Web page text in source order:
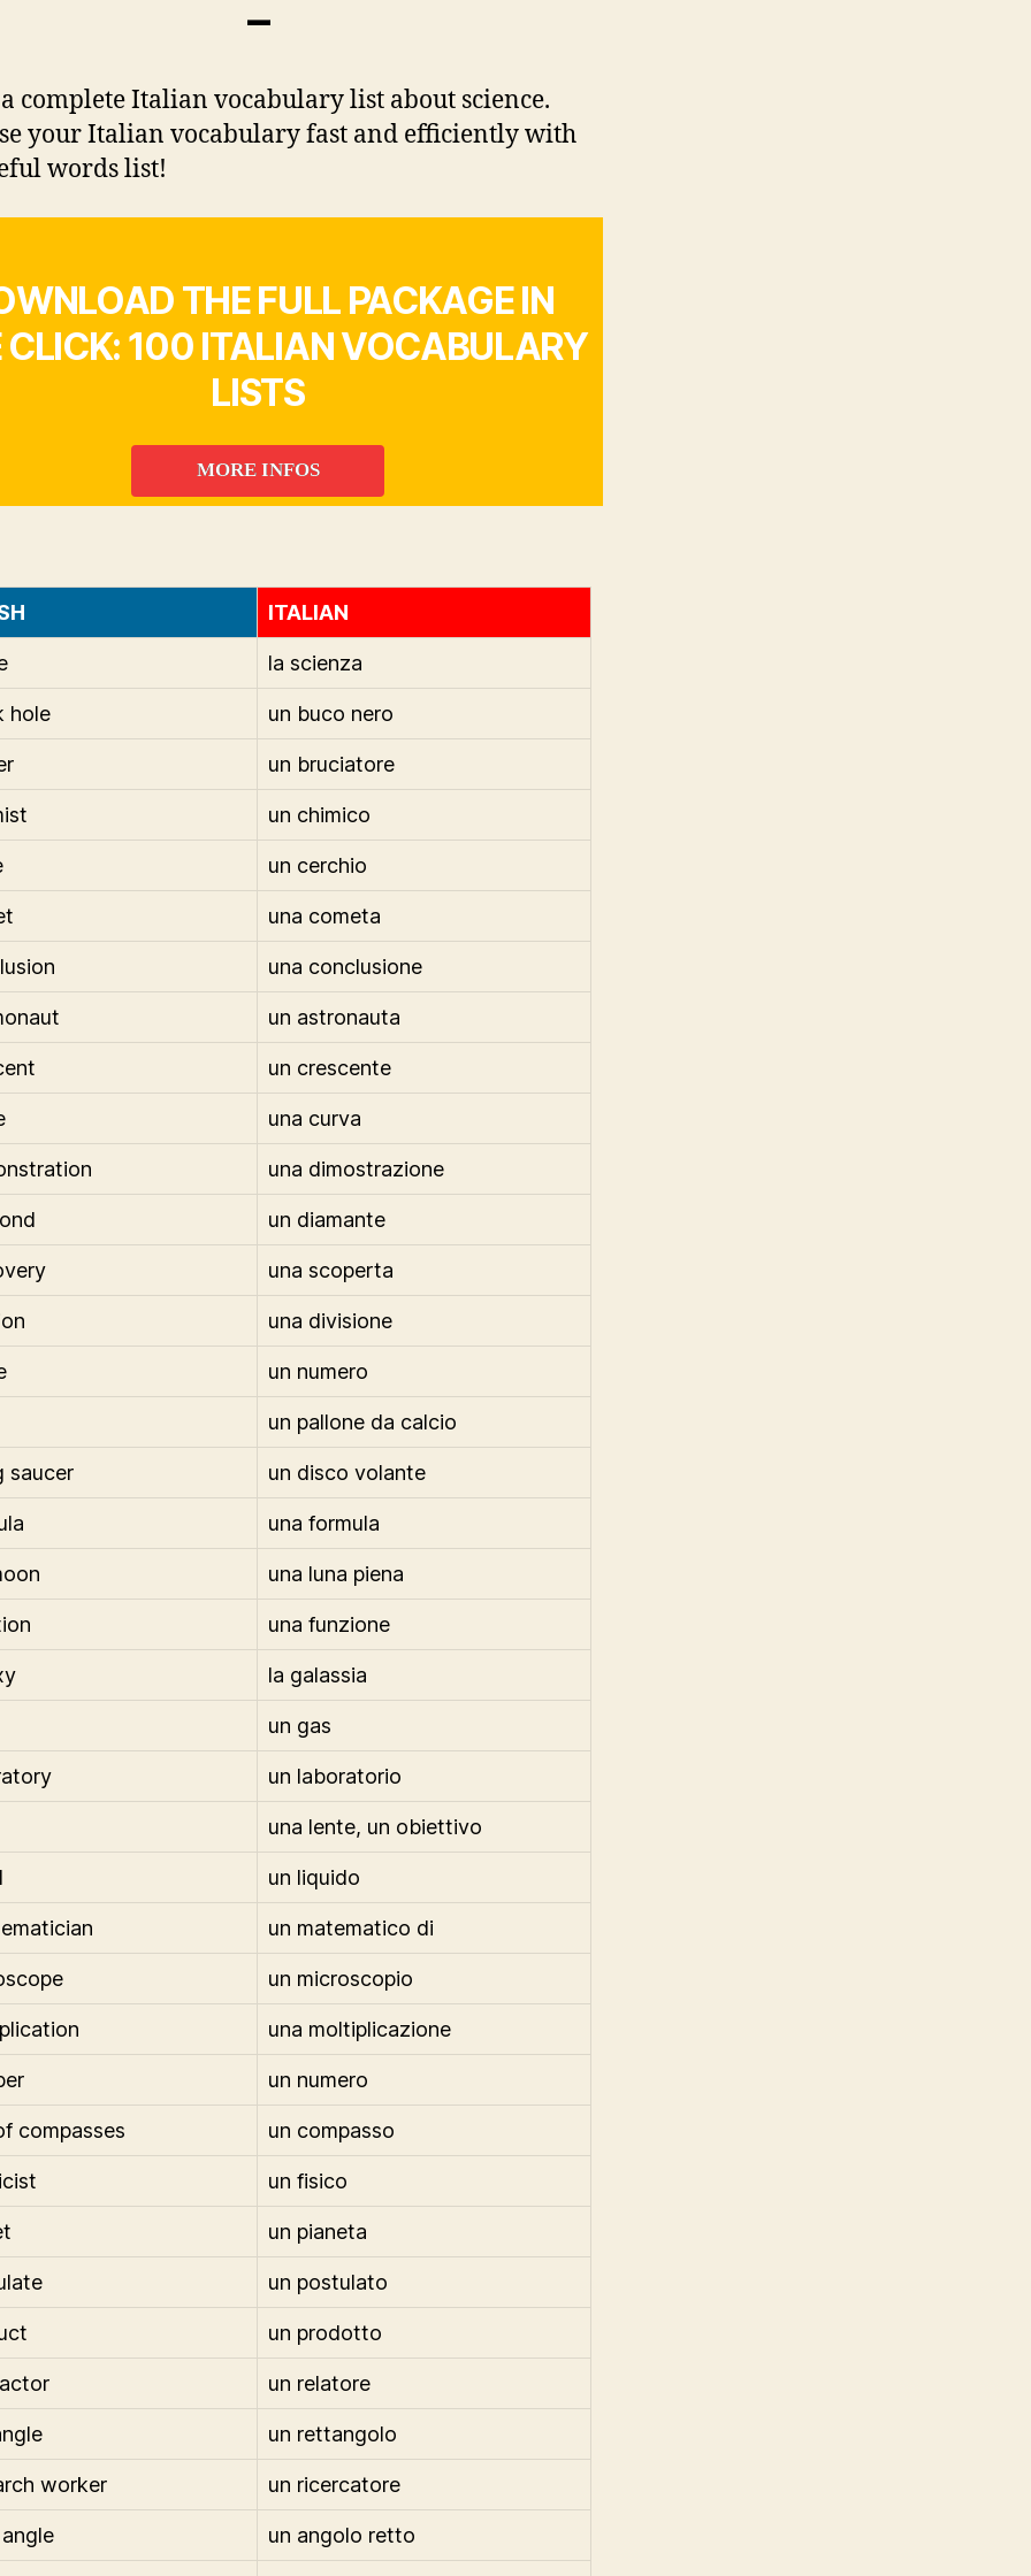
–
a complete Italian vocabulary list about science.
your Italian vocabulary fast and efficiently with
words list!
THE FULL PACKAGE IN
CLICK: 100 ITALIAN VOCABULARY
LISTS
MORE INFOS
ITALIAN
la scienza
hole un buco nero
un bruciatore
un chimico
un cerchio
una cometa
una conclusione
un astronauta
un crescente
una curva
una dimostrazione
un diamante
una scoperta
una divisione
un numero
un pallone da calcio
saucer un disco volante
una formula
una luna piena
una funzione
la galassia
un gas
un laboratorio
una lente, un obiettivo
un liquido
un matematico di
un microscopio
una moltiplicazione
un numero
compasses un compasso
un fisico
un pianeta
un postulato
un prodotto
un relatore
un rettangolo
worker un ricercatore
un angolo retto